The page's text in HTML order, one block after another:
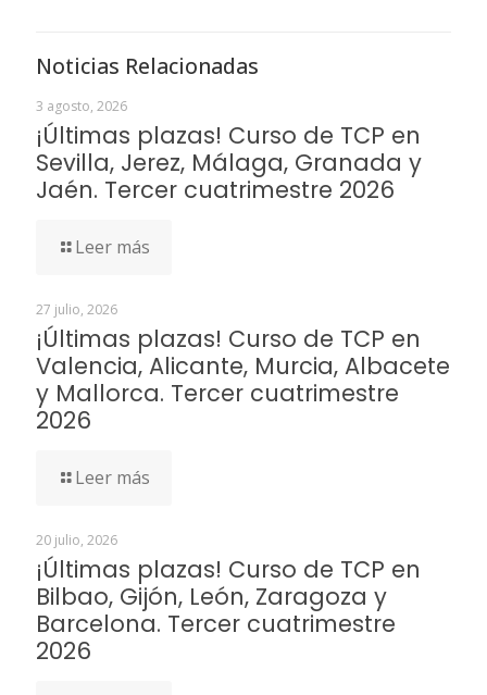
Noticias Relacionadas
3 agosto, 2026
¡Últimas plazas! Curso de TCP en
Sevilla, Jerez, Málaga, Granada y
Jaén. Tercer cuatrimestre 2026
Leer más
27 julio, 2026
¡Últimas plazas! Curso de TCP en
Valencia, Alicante, Murcia, Albacete
y Mallorca. Tercer cuatrimestre
2026
Leer más
20 julio, 2026
¡Últimas plazas! Curso de TCP en
Bilbao, Gijón, León, Zaragoza y
Barcelona. Tercer cuatrimestre
2026